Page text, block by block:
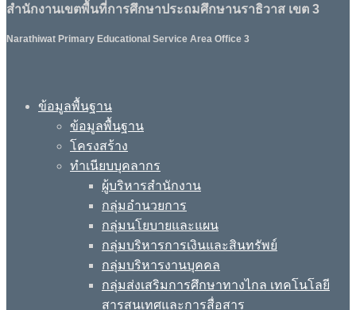
สำนักงานเขตพื้นที่การศึกษาประถมศึกษานราธิวาส เขต 3
Narathiwat Primary Educational Service Area Office 3
ข้อมูลพื้นฐาน
ข้อมูลพื้นฐาน
โครงสร้าง
ทำเนียบบุคลากร
ผู้บริหารสำนักงาน
กลุ่มอำนวยการ
กลุ่มนโยบายและแผน
กลุ่มบริหารการเงินและสินทรัพย์
กลุ่มบริหารงานบุคคล
กลุ่มส่งเสริมการศึกษาทางไกล เทคโนโลยี
สารสนเทศและการสื่อสาร